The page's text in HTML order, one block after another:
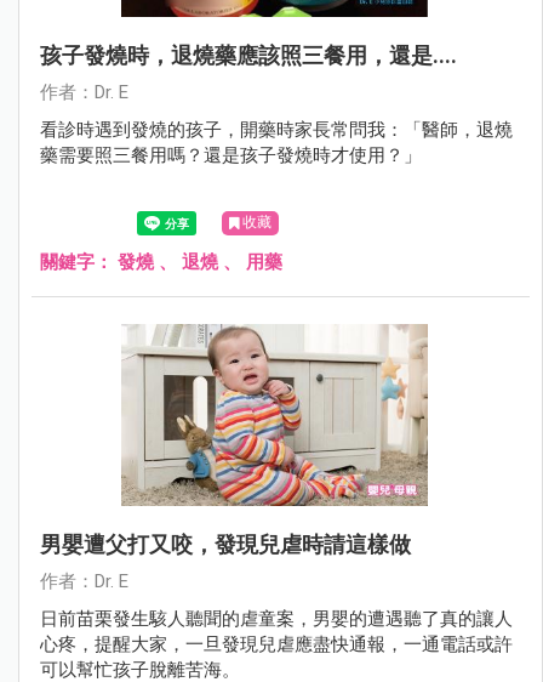
孩子發燒時，退燒藥應該照三餐用，還是....
作者：Dr. E
看診時遇到發燒的孩子，開藥時家長常問我：「醫師，退燒
藥需要照三餐用嗎？還是孩子發燒時才使用？」
收藏
關鍵字： 發燒、 退燒、 用藥
男嬰遭父打又咬，發現兒虐時請這樣做
作者：Dr. E
日前苗栗發生駭人聽聞的虐童案，男嬰的遭遇聽了真的讓人
心疼，提醒大家，一旦發現兒虐應盡快通報，一通電話或許
可以幫忙孩子脫離苦海。